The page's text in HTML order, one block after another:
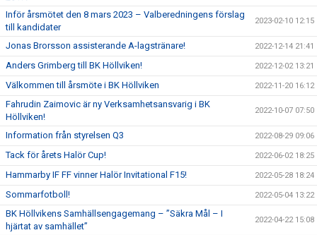
Inför årsmötet den 8 mars 2023 – Valberedningens förslag
till kandidater
2023-02-10 12:15
Jonas Brorsson assisterande A-lagstränare! 2022-12-14 21:41
Anders Grimberg till BK Höllviken! 2022-12-02 13:21
Välkommen till årsmöte i BK Höllviken 2022-11-20 16:12
Fahrudin Zaimovic är ny Verksamhetsansvarig i BK
Höllviken!
2022-10-07 07:50
Information från styrelsen Q3 2022-08-29 09:06
Tack för årets Halör Cup! 2022-06-02 18:25
Hammarby IF FF vinner Halör Invitational F15! 2022-05-28 18:24
Sommarfotboll! 2022-05-04 13:22
BK Höllvikens Samhällsengagemang – ”Säkra Mål – I
hjärtat av samhället”
2022-04-22 15:08